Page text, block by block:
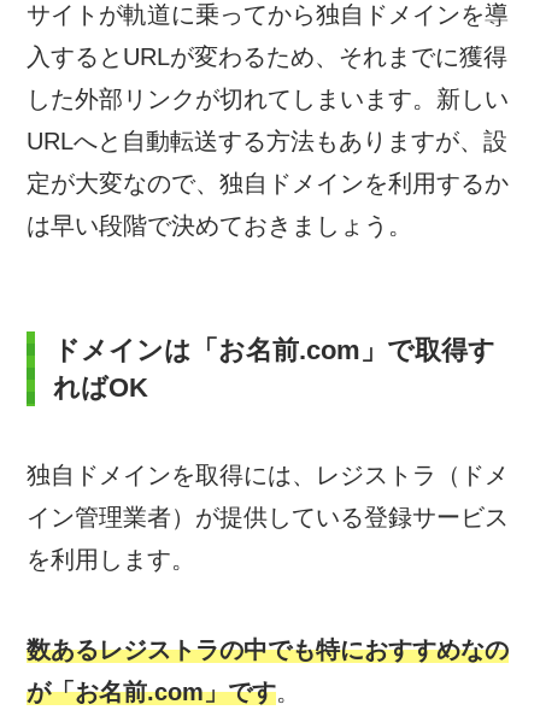
サイトが軌道に乗ってから独自ドメインを導
入するとURLが変わるため、それまでに獲得
した外部リンクが切れてしまいます。新しい
URLへと自動転送する方法もありますが、設
定が大変なので、独自ドメインを利用するか
は早い段階で決めておきましょう。
ドメインは「お名前.com」で取得す
ればOK
独自ドメインを取得には、レジストラ（ドメ
イン管理業者）が提供している登録サービス
を利用します。
数あるレジストラの中でも特におすすめなの
が「お名前.com」です。